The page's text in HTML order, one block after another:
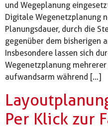
und Wegeplanung
Digitale Wegenetzplanung
Planungsdauer, durch die
gegenüber dem bisherigen
Insbesondere lassen sich
Wegenetzplanung
aufwandsarm während […]
Per Klick zur